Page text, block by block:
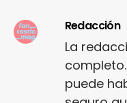
Redacción
La
puede